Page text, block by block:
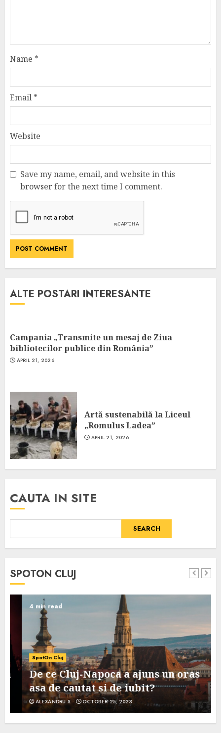
Name *
Email *
Website
Save my name, email, and website in this
browser for the next time I comment.
ALTE POSTARI INTERESANTE
Campania „Transmite un mesaj de Ziua
bibliotecilor publice din România”
APRIL 21, 2026
Artă sustenabilă la Liceul
„Romulus Ladea”
APRIL 21, 2026
CAUTA IN SITE
SEARCH
SPOTON CLUJ
4 min read
SpotOn Cluj
De ce Cluj-Napoca a ajuns un oras
asa de cautat si de iubit?
ALEXANDRU S. OCTOBER 25, 2023